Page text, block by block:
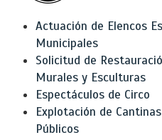
Actuación de Elencos
Municipales
Solicitud de
Murales y Esculturas
Espectáculos de Circo
Explotación de
Públicos